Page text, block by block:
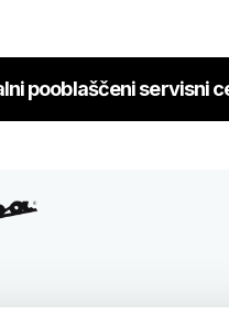
pooblaščeni servisni